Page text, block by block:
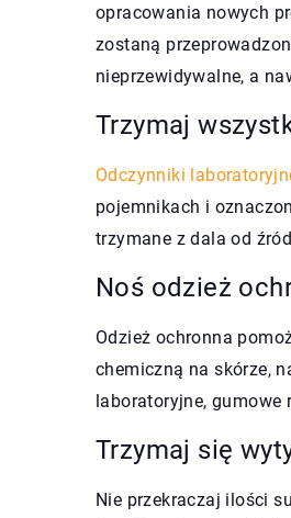
opracowania nowych
zostaną
nieprzewidywalne, a
Trzymaj
Odczynniki
pojemnikach i
trzymane z dala od
Noś odzież
Odzież ochronna
chemiczną na skórze,
laboratoryjne, gumowe
Trzymaj się
Nie przekraczaj ilości